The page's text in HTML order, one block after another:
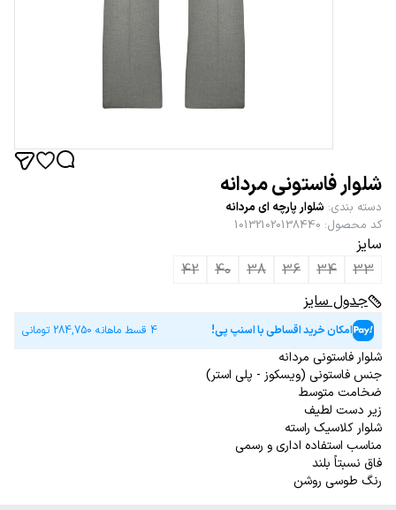
شلوار فاستونی مردانه
دسته بندی: شلوار پارچه ای مردانه
کد محصول:
101321020138440
سایز
33
34
36
38
40
42
جدول سایز
امکان خرید اقساطی با اسنپ پی! 4 قسط ماهانه 284,750 تومانی
شلوار فاستونی مردانه
جنس فاستونی (ویسکوز - پلی استر)
ضخامت متوسط
زیر دست لطیف
شلوار کلاسیک راسته
مناسب استفاده اداری و رسمی
فاق نسبتاً بلند
رنگ طوسی روشن